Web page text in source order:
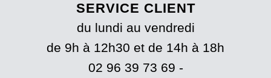
SERVICE CLIENT
du lundi au vendredi
de 9h à 12h30 et de 14h à 18h
02 96 39 73 69 -